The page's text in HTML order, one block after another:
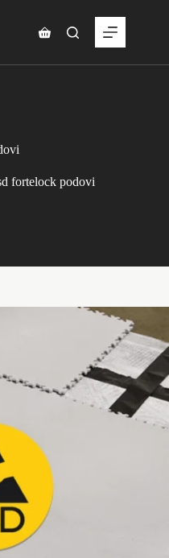
Shopping
fortelock podovi